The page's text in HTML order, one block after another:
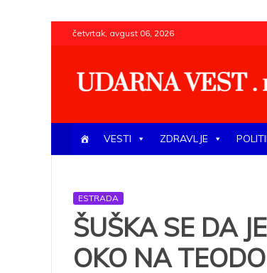
to
content
četvrtak, avgust 06, 2026
VESTI ZDRAVLJE
ESTRADA
ŠUŠKA SE DA
OKO NA